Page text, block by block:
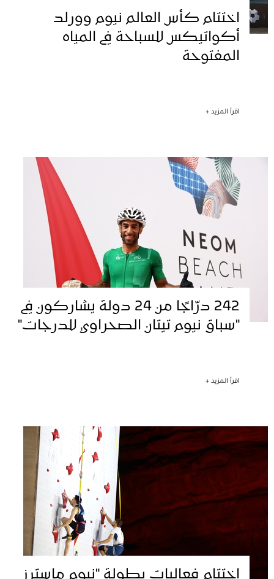
اختتام كأس العالم نيوم وورلد
أكواتيكس للسباحة في المياه
المفتوحة
اقرأ المزيد +
242 درّاجًا من 24 دولة يشاركون في
"سباق نيوم تيتان الصحراوي للدرجات"
اقرأ المزيد +
اختتام فعاليات بطولة "نيوم ماسترز